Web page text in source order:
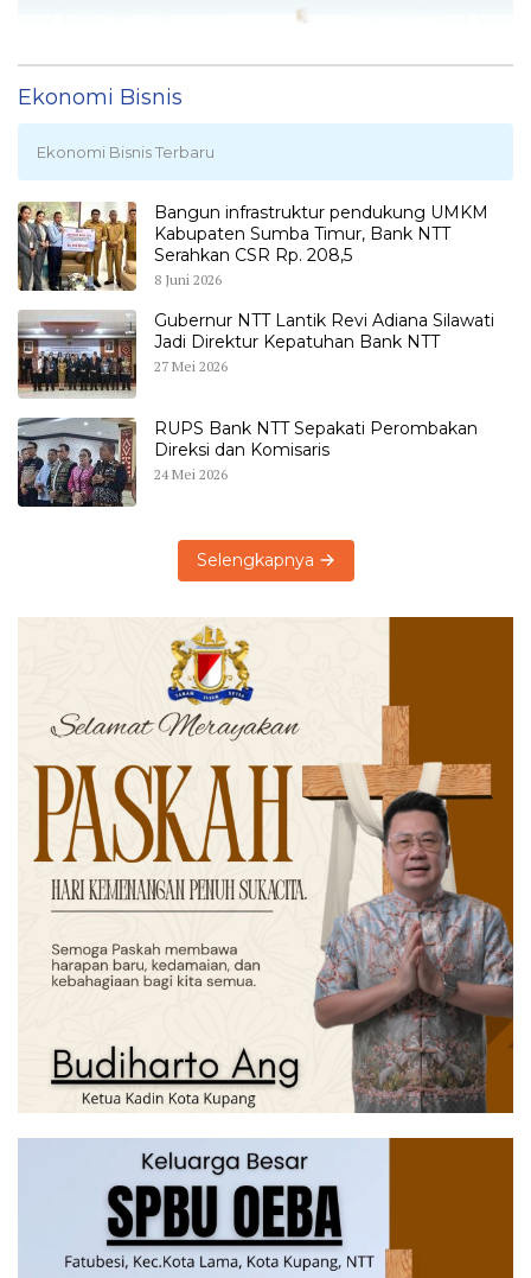
Ekonomi Bisnis
Ekonomi Bisnis Terbaru
Bangun infrastruktur pendukung UMKM
Kabupaten Sumba Timur, Bank NTT
Serahkan CSR Rp. 208,5
8 Juni 2026
Gubernur NTT Lantik Revi Adiana Silawati
Jadi Direktur Kepatuhan Bank NTT
27 Mei 2026
RUPS Bank NTT Sepakati Perombakan
Direksi dan Komisaris
24 Mei 2026
Selengkapnya